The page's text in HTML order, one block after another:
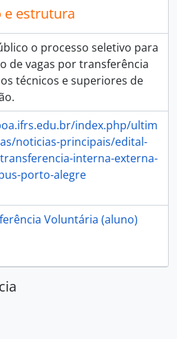
e estrutura
o processo seletivo para
de vagas por transferência
técnicos e superiores de
index.php/ultim
noticias-principais/edital-
interna-externa-
porto-alegre
Voluntária (aluno)